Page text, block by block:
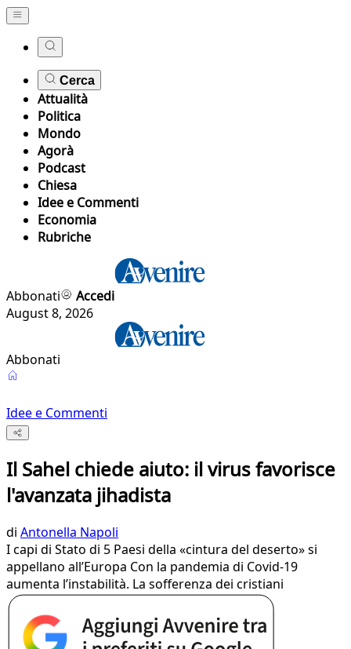
Cerca
Attualità
Politica
Mondo
Agorà
Podcast
Chiesa
Idee e Commenti
Economia
Rubriche
Abbonati
Accedi
August 8, 2026
Abbonati
Idee e Commenti
Il Sahel chiede aiuto: il virus favorisce
l'avanzata jihadista
di Antonella Napoli
I capi di Stato di 5 Paesi della «cintura del deserto» si
appellano all’Europa Con la pandemia di Covid-19
aumenta l’instabilità. La sofferenza dei cristiani